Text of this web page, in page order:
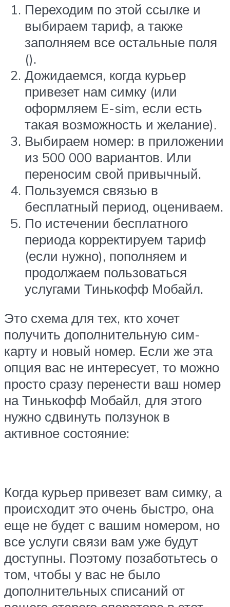
Переходим по этой ссылке и
выбираем тариф, а также
заполняем все остальные поля
().
Дожидаемся, когда курьер
привезет нам симку (или
оформляем E-sim, если есть
такая возможность и желание).
Выбираем номер: в приложении
из 500 000 вариантов. Или
переносим свой привычный.
Пользуемся связью в
бесплатный период, оцениваем.
По истечении бесплатного
периода корректируем тариф
(если нужно), пополняем и
продолжаем пользоваться
услугами Тинькофф Мобайл.
Это схема для тех, кто хочет
получить дополнительную сим-
карту и новый номер. Если же эта
опция вас не интересует, то можно
просто сразу перенести ваш номер
на Тинькофф Мобайл, для этого
нужно сдвинуть ползунок в
активное состояние:
Когда курьер привезет вам симку, а
происходит это очень быстро, она
еще не будет с вашим номером, но
все услуги связи вам уже будут
доступны. Поэтому позаботьтесь о
том, чтобы у вас не было
дополнительных списаний от